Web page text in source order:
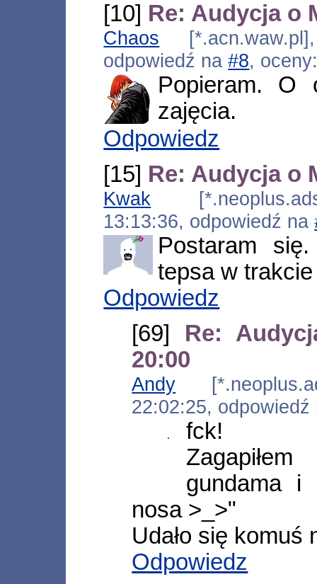
[10] Re: Audycja o
Chaos
odpowiedź na#8,
Popieram. O
zajęcia.
Odpowiedz
[15] Re: Audycja o
Kwak
13:13:36, odpowiedź na
Postaram
tepsa w
Odpowiedz
[69] Re:
20:00
Andy
22:02:25,
fck!
gundama i
nosa >_>"
Udało się komuś
Odpowiedz